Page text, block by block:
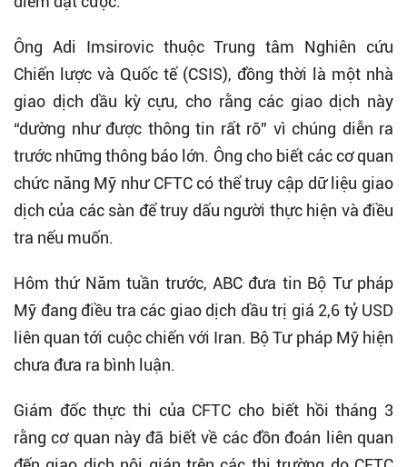
Ông Adi Imsirovic thuộc Trung tâm Nghiên cứu
Chiến lược và Quốc tế (CSIS), đồng thời là một nhà
giao dịch dầu kỳ cựu, cho rằng các giao dịch này
“dường như được thông tin rất rõ” vì chúng diễn ra
trước những thông báo lớn. Ông cho biết các cơ quan
chức năng Mỹ như CFTC có thể truy cập dữ liệu giao
dịch của các sàn để truy dấu người thực hiện và điều
tra nếu muốn.
Hôm thứ Năm tuần trước, ABC đưa tin Bộ Tư pháp
Mỹ đang điều tra các giao dịch dầu trị giá 2,6 tỷ USD
liên quan tới cuộc chiến với Iran. Bộ Tư pháp Mỹ hiện
chưa đưa ra bình luận.
Giám đốc thực thi của CFTC cho biết hồi tháng 3
rằng cơ quan này đã biết về các đồn đoán liên quan